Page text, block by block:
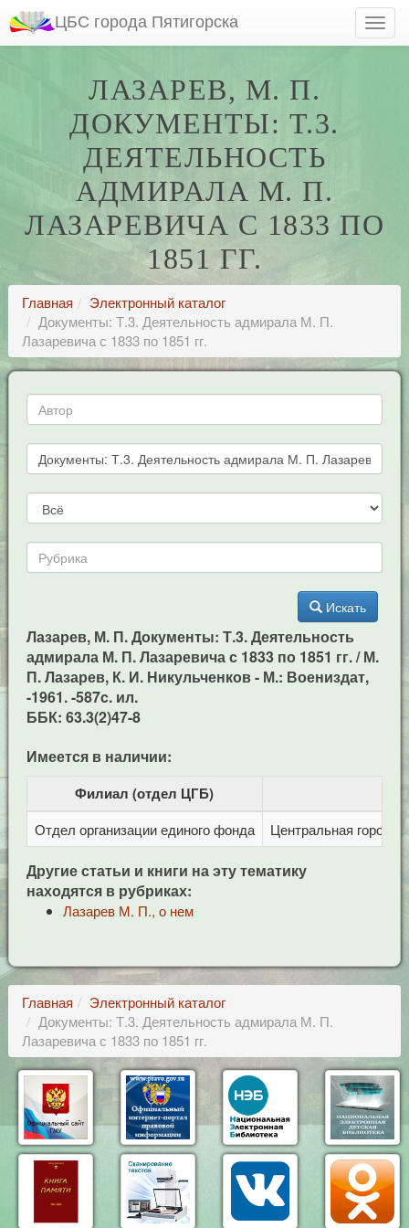
ЦБС города Пятигорска
ЛАЗАРЕВ, М. П.
ДОКУМЕНТЫ: Т.3.
ДЕЯТЕЛЬНОСТЬ
АДМИРАЛА М. П.
ЛАЗАРЕВИЧА С 1833 ПО
1851 ГГ.
Главная
Электронный каталог
Документы: Т.3. Деятельность адмирала М. П.
Лазаревича с 1833 по 1851 гг.
Искать
Лазарев, М. П. Документы: Т.3. Деятельность
адмирала М. П. Лазаревича с 1833 по 1851 гг. / М.
П. Лазарев, К. И. Никульченков - М.: Воениздат,
-1961. -587c. ил.
ББК: 63.3(2)47-8
Имеется в наличии:
Филиал (отдел ЦГБ)
Отдел организации единого фонда Центральная
Другие статьи и книги на эту тематику
находятся в рубриках:
Лазарев М. П., о нем
Главная
Электронный каталог
Документы: Т.3. Деятельность адмирала М. П.
Лазаревича с 1833 по 1851 гг.